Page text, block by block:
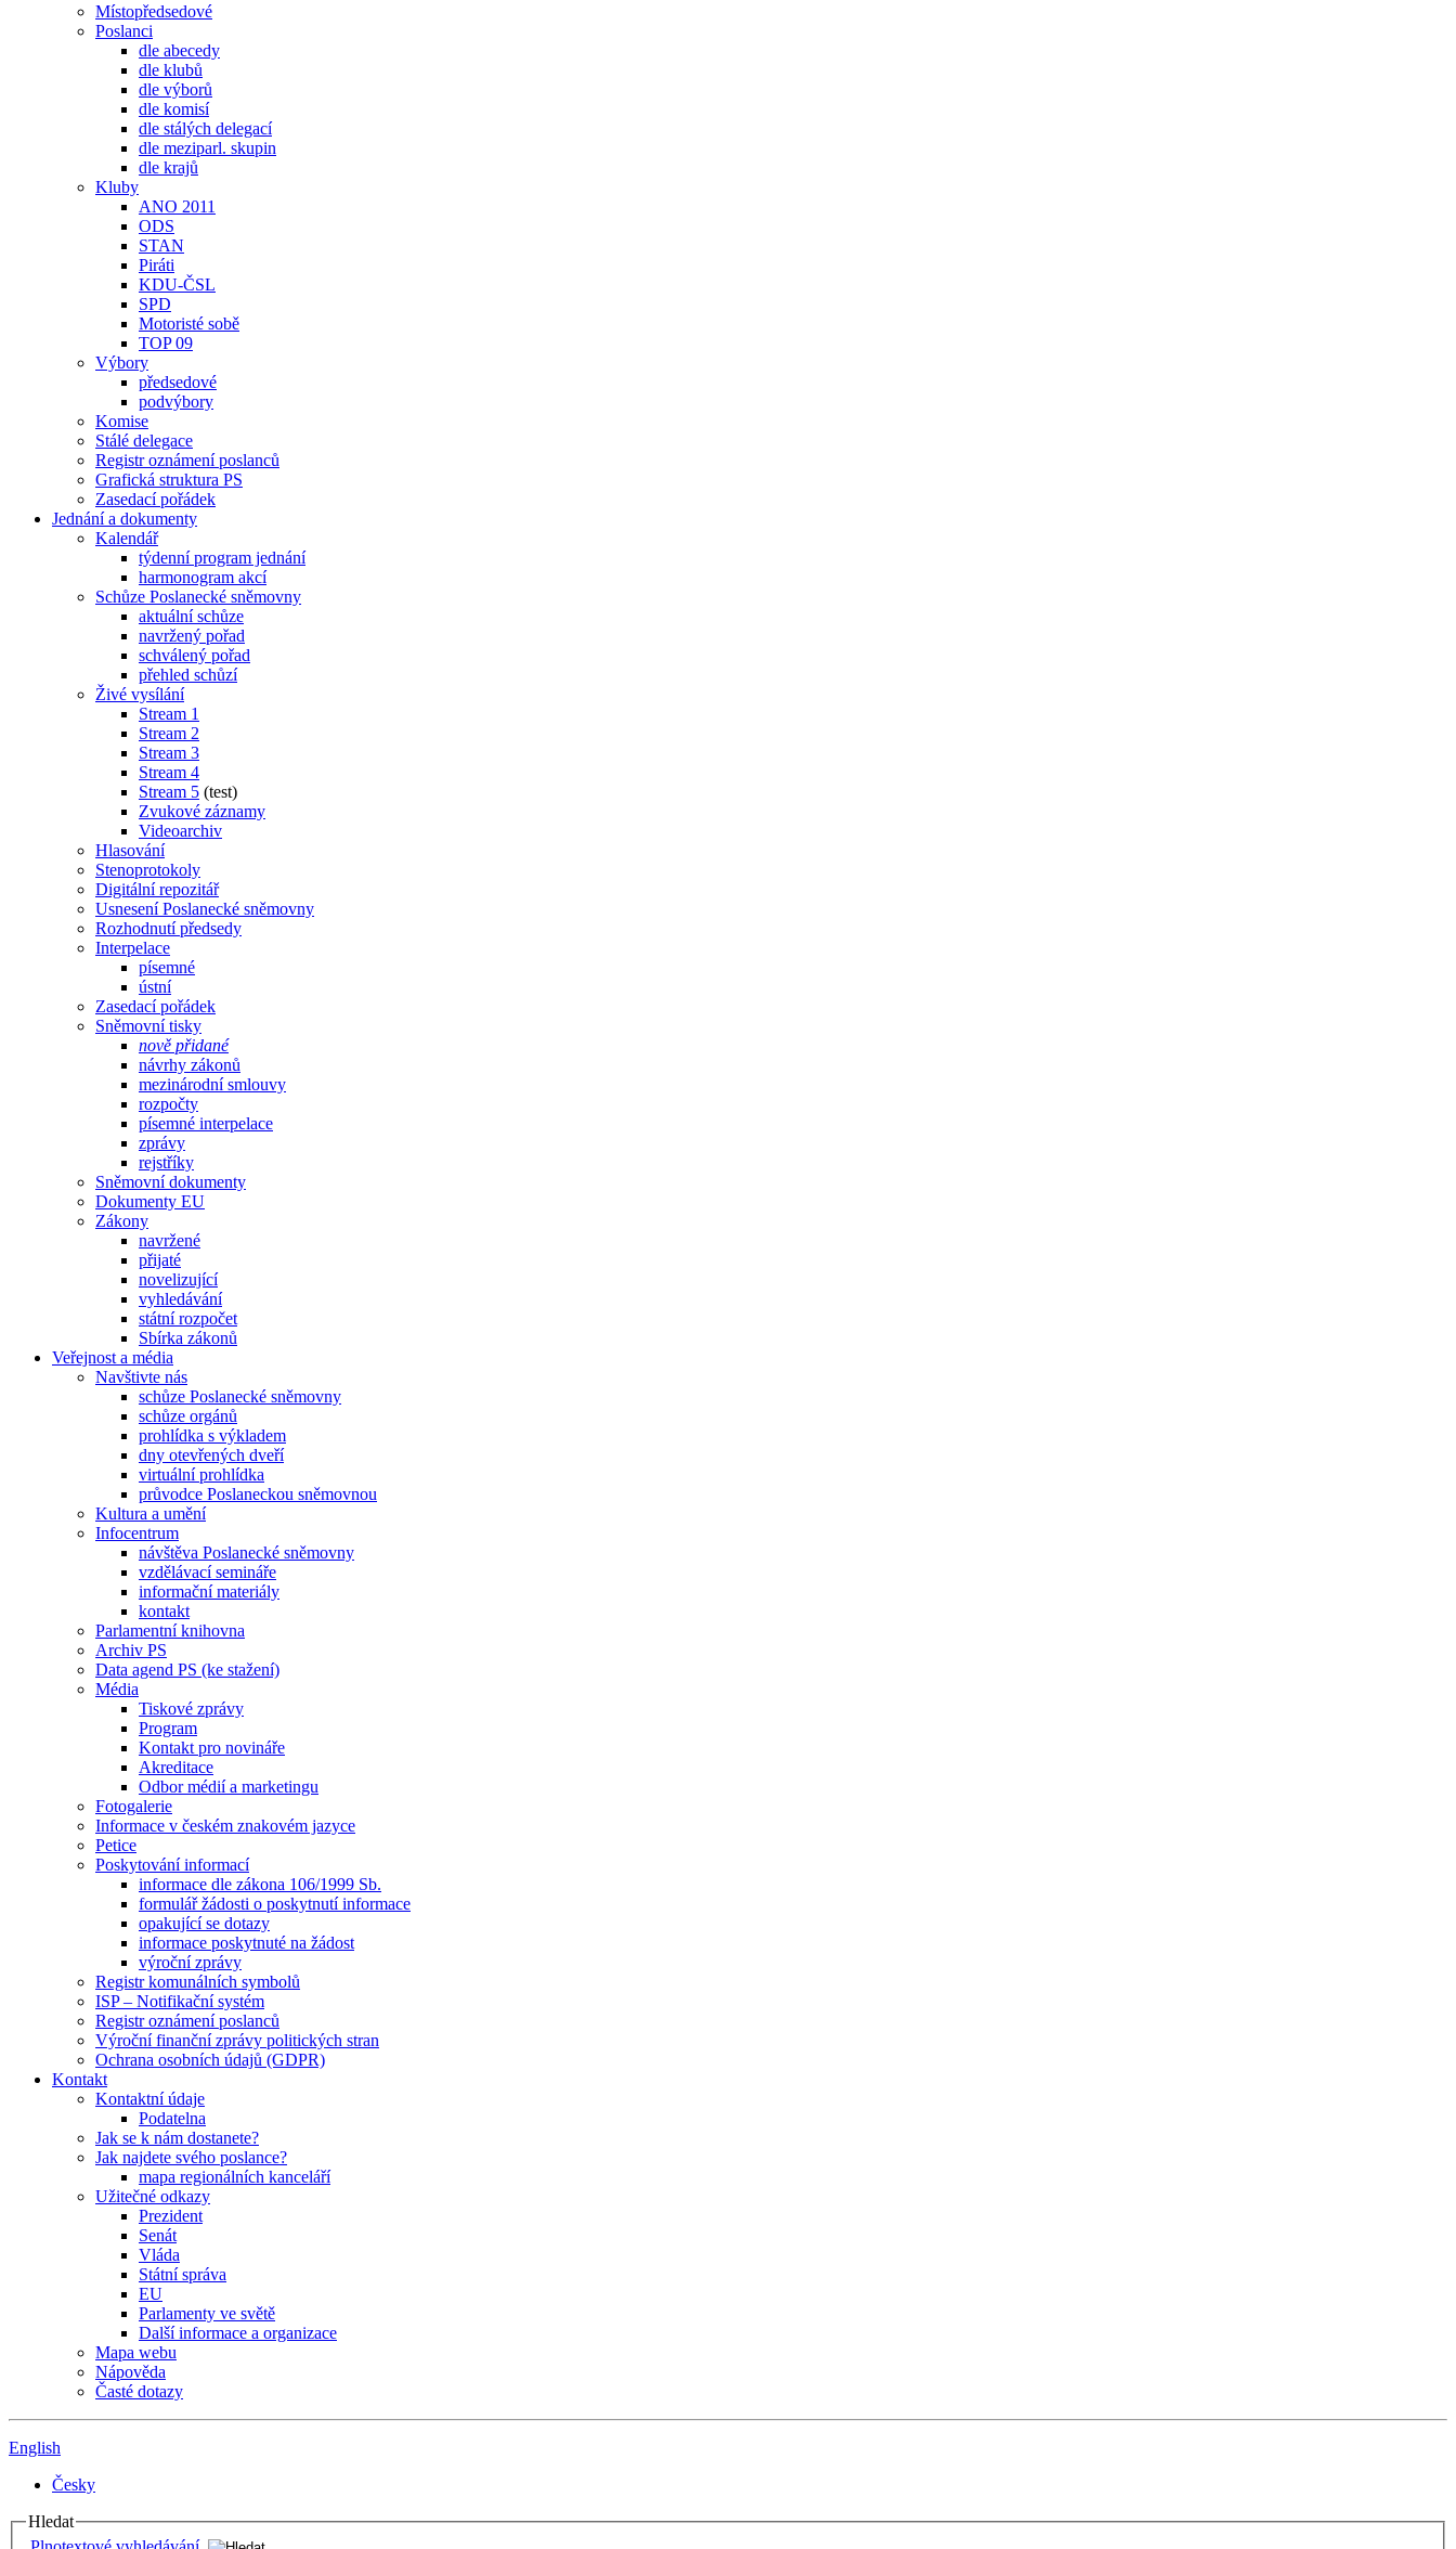
Místopředsedové
Poslanci
dle abecedy
dle klubů
dle výborů
dle komisí
dle stálých delegací
dle meziparl. skupin
dle krajů
Kluby
ANO 2011
ODS
STAN
Piráti
KDU-ČSL
SPD
Motoristé sobě
TOP 09
Výbory
předsedové
podvýbory
Komise
Stálé delegace
Registr oznámení poslanců
Grafická struktura PS
Zasedací pořádek
Jednání a dokumenty
Kalendář
týdenní program jednání
harmonogram akcí
Schůze Poslanecké sněmovny
aktuální schůze
navržený pořad
schválený pořad
přehled schůzí
Živé vysílání
Stream 1
Stream 2
Stream 3
Stream 4
Stream 5 (test)
Zvukové záznamy
Videoarchiv
Hlasování
Stenoprotokoly
Digitální repozitář
Usnesení Poslanecké sněmovny
Rozhodnutí předsedy
Interpelace
písemné
ústní
Zasedací pořádek
Sněmovní tisky
nově přidané
návrhy zákonů
mezinárodní smlouvy
rozpočty
písemné interpelace
zprávy
rejstříky
Sněmovní dokumenty
Dokumenty EU
Zákony
navržené
přijaté
novelizující
vyhledávání
státní rozpočet
Sbírka zákonů
Veřejnost a média
Navštivte nás
schůze Poslanecké sněmovny
schůze orgánů
prohlídka s výkladem
dny otevřených dveří
virtuální prohlídka
průvodce Poslaneckou sněmovnou
Kultura a umění
Infocentrum
návštěva Poslanecké sněmovny
vzdělávací semináře
informační materiály
kontakt
Parlamentní knihovna
Archiv PS
Data agend PS (ke stažení)
Média
Tiskové zprávy
Program
Kontakt pro novináře
Akreditace
Odbor médií a marketingu
Fotogalerie
Informace v českém znakovém jazyce
Petice
Poskytování informací
informace dle zákona 106/1999 Sb.
formulář žádosti o poskytnutí informace
opakující se dotazy
informace poskytnuté na žádost
výroční zprávy
Registr komunálních symbolů
ISP – Notifikační systém
Registr oznámení poslanců
Výroční finanční zprávy politických stran
Ochrana osobních údajů (GDPR)
Kontakt
Kontaktní údaje
Podatelna
Jak se k nám dostanete?
Jak najdete svého poslance?
mapa regionálních kanceláří
Užitečné odkazy
Prezident
Senát
Vláda
Státní správa
EU
Parlamenty ve světě
Další informace a organizace
Mapa webu
Nápověda
Časté dotazy
English
Česky
Hledat